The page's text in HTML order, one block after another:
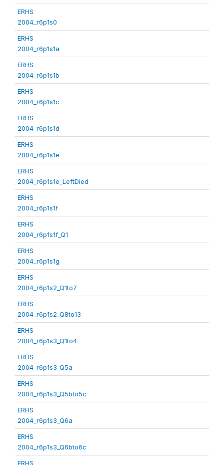
ERHS
2004_r6p1s0
ERHS
2004_r6p1s1a
ERHS
2004_r6p1s1b
ERHS
2004_r6p1s1c
ERHS
2004_r6p1s1d
ERHS
2004_r6p1s1e
ERHS
2004_r6p1s1e_LeftDied
ERHS
2004_r6p1s1f
ERHS
2004_r6p1s1f_Q1
ERHS
2004_r6p1s1g
ERHS
2004_r6p1s2_Q1to7
ERHS
2004_r6p1s2_Q8to13
ERHS
2004_r6p1s3_Q1to4
ERHS
2004_r6p1s3_Q5a
ERHS
2004_r6p1s3_Q5bto5c
ERHS
2004_r6p1s3_Q6a
ERHS
2004_r6p1s3_Q6bto6c
ERHS